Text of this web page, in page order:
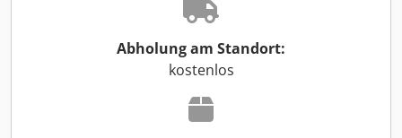
Abholung am Standort:
kostenlos